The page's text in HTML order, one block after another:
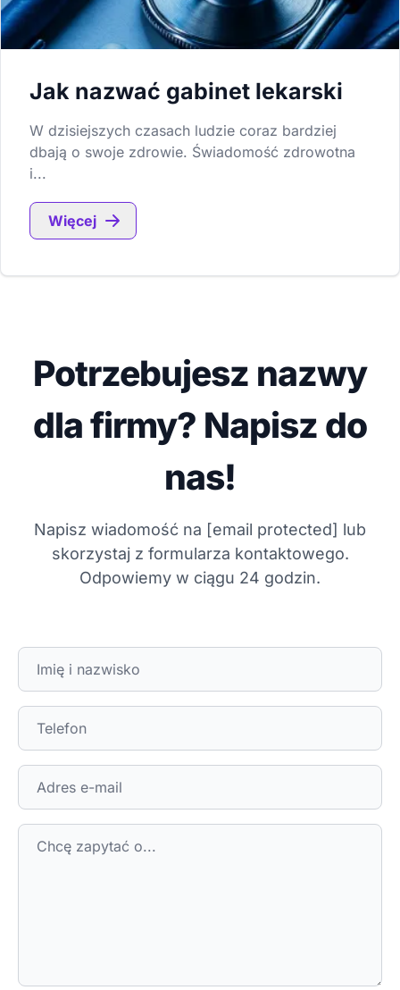
Jak nazwać gabinet lekarski
W dzisiejszych czasach ludzie coraz bardziej
dbają o swoje zdrowie. Świadomość zdrowotna
i...
Więcej
Potrzebujesz nazwy
dla firmy? Napisz do
nas!
Napisz wiadomość na [email protected] lub
skorzystaj z formularza kontaktowego.
Odpowiemy w ciągu 24 godzin.